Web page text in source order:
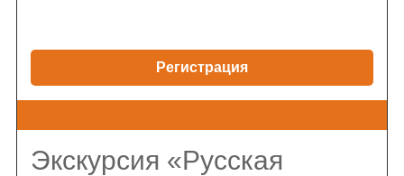
Регистрация
Экскурсия «Русская